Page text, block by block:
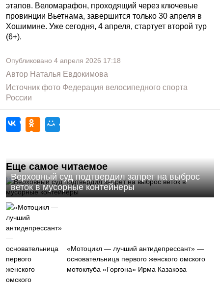
этапов. Веломарафон, проходящий через ключевые
провинции Вьетнама, завершится только 30 апреля в
Хошимине. Уже сегодня, 4 апреля, стартует второй тур
(6+).
Опубликовано 4 апреля 2026 17:18
Автор Наталья Евдокимова
Источник фото Федерация велосипедного спорта
России
Еще самое читаемое
Верховный суд подтвердил запрет на выброс
веток в мусорные контейнеры
«Мотоцикл — лучший антидепрессант» —
основательница первого женского омского
мотоклуба «Горгона» Ирма Казакова